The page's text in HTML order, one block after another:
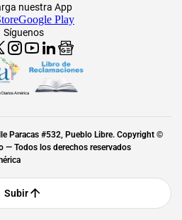
Síguenos
nuestra App
Google Play
Diarios América
Paracas #532, Pueblo Libre. Copyright ©
— Todos los derechos reservados
Subir